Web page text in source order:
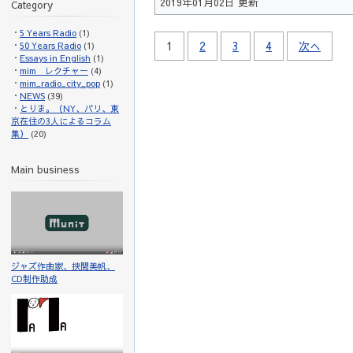
1 2 3 4 次へ
Category
5 Years Radio (1)
50 Years Radio (1)
Essays in English (1)
mim レクチャー (4)
mim_radio_city_pop (1)
NEWS (39)
とりま。（NY、パリ、東
京在住の3人によるコラム
集）
(20)
Main business
ジャズ作曲家、挾間美帆、
CD制作助成